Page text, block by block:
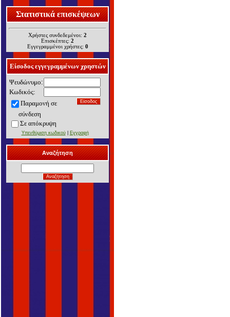
Στατιστικά επισκέψεων
Χρήστες συνδεδεμένοι: 2
Επισκέπτες: 2
Εγγεγραμμένοι χρήστες: 0
Είσοδος εγγεγραμμένων χρηστών
Ψευδώνυμο:
Κωδικός:
Παραμονή σε
σύνδεση
Σε απόκρυψη
Υπενθύμιση κωδικού| Εγγραφή
Αναζήτηση